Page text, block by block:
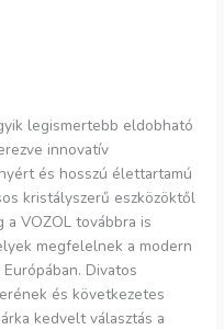
legismertebb eldobható
innovatív
és hosszú élettartamú
kristályszerű eszközöktől
VOZOL továbbra is
megfelelnek a modern
Divatos
és következetes
kedvelt választás a